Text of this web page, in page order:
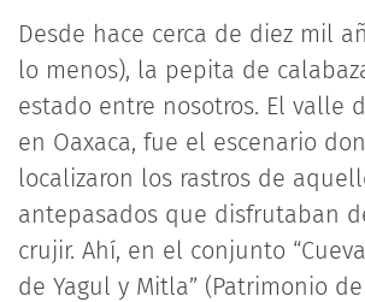
Desde hace cerca de diez mil
lo menos), la pepita de
estado entre nosotros. El valle
en Oaxaca, fue el escenario
localizaron los rastros de
antepasados que disfrutaban
crujir. Ahí, en el conjunto
de Yagul y Mitla” (Patrimonio